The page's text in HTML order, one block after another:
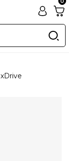
xDrive